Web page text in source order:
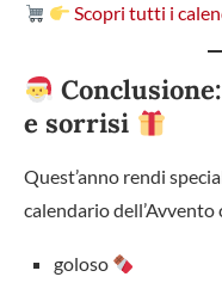
Scopri tutti i
e sorrisi
Quest’anno rendi
calendario
goloso